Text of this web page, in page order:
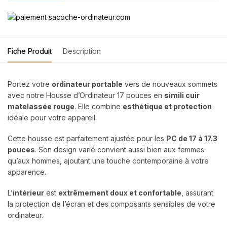
Fiche Produit Description
Portez votre ordinateur portable vers de nouveaux sommets
avec notre Housse d’Ordinateur 17 pouces en simili cuir
matelassée rouge. Elle combine esthétique et protection
idéale pour votre appareil.
Cette housse est parfaitement ajustée pour les PC de 17 à 17.3
pouces. Son design varié convient aussi bien aux femmes
qu’aux hommes, ajoutant une touche contemporaine à votre
apparence.
L’intérieur est extrêmement doux et confortable, assurant
la protection de l’écran et des composants sensibles de votre
ordinateur.